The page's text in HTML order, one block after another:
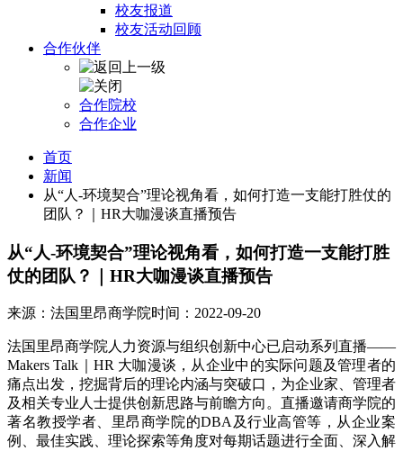
校友报道
校友活动回顾
合作伙伴
合作院校
合作企业
首页
新闻
从“人-环境契合”理论视角看，如何打造一支能打胜仗的
团队？｜HR大咖漫谈直播预告
从“人-环境契合”理论视角看，如何打造一支能打胜
仗的团队？｜HR大咖漫谈直播预告
来源：法国里昂商学院时间：2022-09-20
法国里昂商学院人力资源与组织创新中心已启动系列直播——
Makers Talk｜HR 大咖漫谈，从企业中的实际问题及管理者的
痛点出发，挖掘背后的理论内涵与突破口，为企业家、管理者
及相关专业人士提供创新思路与前瞻方向。直播邀请商学院的
著名教授学者、里昂商学院的DBA及行业高管等，从企业案
例、最佳实践、理论探索等角度对每期话题进行全面、深入解